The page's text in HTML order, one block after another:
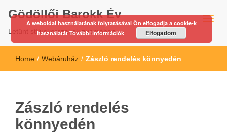
Gödöllői Barokk Év
Letűnt stíluskorszakok nyomában…
Home / Webáruház / Zászló rendelés könnyedén
Zászló rendelés
könnyedén
A weboldal használatának folytatásával Ön elfogadja a cookie-k
használatátTovábbi információk Elfogadom